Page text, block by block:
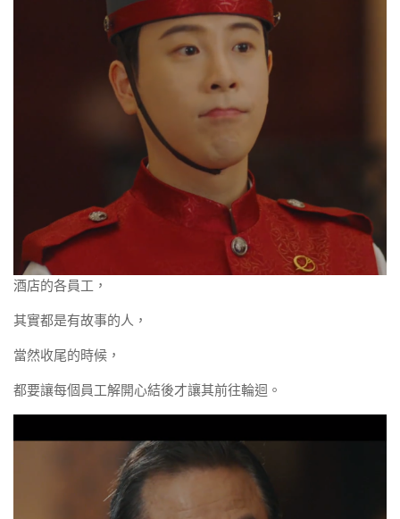
酒店的各員工，
其實都是有故事的人，
當然收尾的時候，
都要讓每個員工解開心結後才讓其前往輪迴。